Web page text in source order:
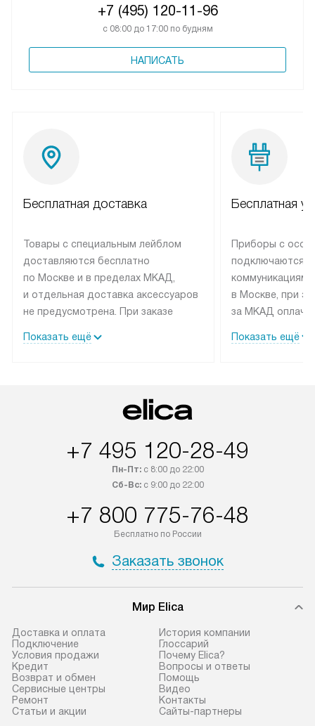
+7 (495) 120-11-96
с 08:00 до 17:00 по будням
НАПИСАТЬ
Бесплатная доставка
Товары с специальным лейблом
доставляются бесплатно
по Москве и в пределах МКАД,
и отдельная доставка аксессуаров
не предусмотрена. При заказе
рекомендуем обсудить
быть отправлены покупателю
интересен товар «Под заказ»,
приобретения с менеджером сайта.
доставляются бесплатно
по Москве в пределах МКАД,
не предусмотрена.
доставки доставит упакованный
прибор до двери или прихожей.
Если необходимо переместить
прибор до места установки,
пожалуйста, предварительно
уточните это с менеджером.
За данную услугу взимается
Показать ещё
Бесплатная
Приборы с
подключаются к
коммуникациям
в Москве, при
за МКАД
партнера
по монтажу
материалы.
к воде, крана и
Показать ещё
+7 495 120-28-49
Пн-Пт:с 8:00 до 22:00
Сб-Вс:с 9:00 до 22:00
+7 800 775-76-48
Бесплатно по России
Заказать звонок
Мир Elica
Доставка и оплата
Подключение
Условия продажи
Кредит
Возврат и обмен
Сервисные центры
Ремонт
Статьи и акции
История компании
Глоссарий
Почему Elica?
Вопросы и ответы
Помощь
Видео
Контакты
Сайты-партнеры